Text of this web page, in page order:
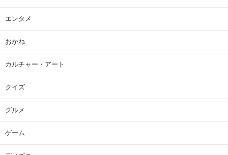
エンタメ
おかね
カルチャー・アート
クイズ
グルメ
ゲーム